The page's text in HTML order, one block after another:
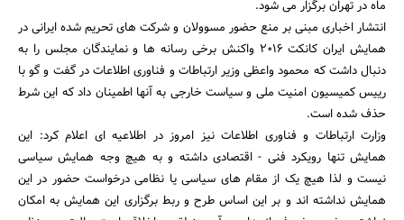
جستجو
ماه در تهران برگزار می شود.
انتشار اخباری مبنی بر منع حضور مسوولان و شرکت های تحریم شده ایرانی در
همایش ایران کانکت 2016 واکنش برخی رسانه ها و نمایندگان مجلس را به
دنبال داشت که محمود واعظی وزیر ارتباطات و فناوری اطلاعات در گفت و گو با
رییس کمیسیون امنیت ملی و سیاست خارجی به آنها اطمینان داد که این شرط
حذف شده است.
وزارت ارتباطات و فناوری اطلاعات نیز امروز در اطلاعیه ای اعلام کرد: این
همایش تنها رویکرد فنی - اقتصادی داشته و به هیچ وجه همایش سیاسی
نیست و لذا هیچ یک از مقام های سیاسی یا نظامی درخواست حضور در این
همایش نداشته اند و بر این اساس طرح و ربط برگزاری این همایش به امکان